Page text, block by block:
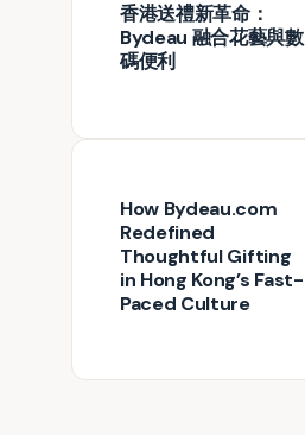
香港送禮新革命：
Bydeau 融合花藝與數
碼便利
How Bydeau.com
Redefined
Thoughtful Gifting
in Hong Kong’s Fast-
Paced Culture